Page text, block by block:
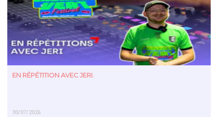
EN SAVOIR PLUS
EN RÉPÉTITION AVEC JERI.
30/07/2026